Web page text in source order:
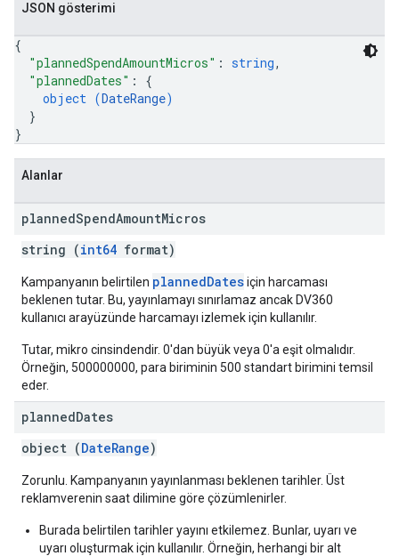
JSON gösterimi
{
"plannedSpendAmountMicros" : string,
"plannedDates" : {
object (DateRange)
}
}
Alanlar
plannedSpendAmountMicros
string (int64 format)
Kampanyanın belirtilen plannedDatesiçin harcaması
beklenen tutar. Bu, yayınlamayı sınırlamaz ancak DV360
kullanıcı arayüzünde harcamayı izlemek için kullanılır.
Tutar, mikro cinsindendir. 0'dan büyük veya 0'a eşit olmalıdır.
Örneğin, 500000000, para biriminin 500 standart birimini temsil
eder.
plannedDates
object (DateRange)
Zorunlu. Kampanyanın yayınlanması beklenen tarihler. Üst
reklamverenin saat dilimine göre çözümlenirler.
Burada belirtilen tarihler yayını etkilemez. Bunlar, uyarı ve
uyarı oluşturmak için kullanılır. Örneğin, herhangi bir alt